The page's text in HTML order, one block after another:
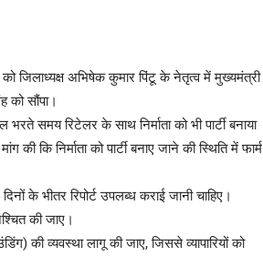
जिलाध्यक्ष अभिषेक कुमार पिंटू के नेतृत्व में मुख्यमंत्री
को सौंपा।
समय रिटेलर के साथ निर्माता को भी पार्टी बनाया
की कि निर्माता को पार्टी बनाए जाने की स्थिति में फार्म
के भीतर रिपोर्ट उपलब्ध कराई जानी चाहिए।
की जाए।
की व्यवस्था लागू की जाए, जिससे व्यापारियों को